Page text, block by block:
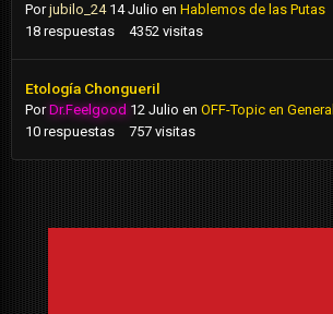
Porjubilo_24 14 Julio en Hablemos de las Putas
18 respuestas 4352 visitas
Etología Chongueril
PorDr.Feelgood 12 Julio en OFF-Topic en General
10 respuestas 757 visitas